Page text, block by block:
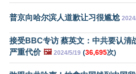
普京向哈尔滨人道歉让习很尴尬
接受BBC专访 蔡英文：中共要认清
严重代价 🖼️ 2024/5/19 (36,695次)